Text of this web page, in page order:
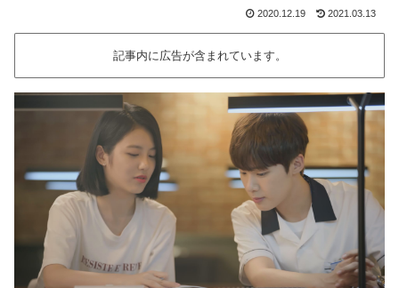
2020.12.19 2021.03.13
記事内に広告が含まれています。